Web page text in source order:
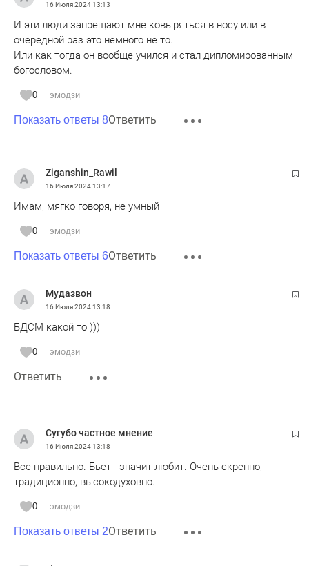
16 Июля 202413:13
И эти люди запрещают мне ковыряться в носу или в
очередной раз это немного не то.
Или как тогда он вообще учился и стал дипломированным
богословом.
0 эмодзи
Показать ответы 8Ответить
Ziganshin_Rawil
16 Июля 202413:17
Имам, мягко говоря, не умный
0 эмодзи
Показать ответы 6Ответить
Мудазвон
16 Июля 202413:18
БДСМ какой то )))
0 эмодзи
Ответить
Сугубо частное мнение
16 Июля 202413:18
Все правильно. Бьет - значит любит. Очень скрепно,
традиционно, высокодуховно.
0 эмодзи
Показать ответы 2Ответить